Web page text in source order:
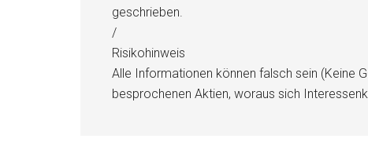
geschrieben.
/
Risikohinweis
Alle Informationen können falsch sein (Keine
besprochenen Aktien, woraus sich